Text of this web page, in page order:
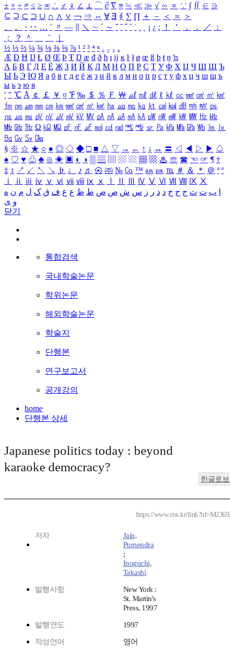
± × ÷ ≠ ≤ ≥ ∞ ∴ ♂ ♀ ∠ ⊥ ⌒ ∂ ∇ ≡ ≒ ≪ ≫ √ ∽ ∝ ∵ ∫ ∬ ∈ ∋
⊆ ⊇ ⊂ ⊃ ∪ ∩ ∧ ∨ ￢ ⇒ ⇔ ∀ ∃ ∮ ∑ ∏ ＋ － ＜ ＝
＞
、
。 · ‥ … ¨ 〃 ― ＼ ∼ ´ ～ ˇ ˘ ˝ ˚ ˙ ¸ ¡ ¿ ː ！ ＇ ， ． ／
：
；
？ ＾ ｀
½ ⅓ ⅔ ¼ ¾ ⅛ ⅜ ⅝ ⅞ ¹ ² ³ ⁴ ⁿ ₁ ₂ ₃ ₄
Æ Ð Ħ Ĳ Ł Ø Œ Þ Ŧ Ŋ æ đ ð ħ ı ĳ ĸ ŀ ł ø œ ß þ ŧ ŋ ŉ
А Б В Г Д Е Ё Ж З И Й К Л М Н О П Р С Т У Ф Х Ц Ч Ш Щ Ъ
Ы Ь Э Ю Я а б в г д е ё ж з и й к л м н о п р с т у ф х ц ч ш щ ъ
ы ь э ю я
′ ″ ℃ Å ￠ ￡ ￥ ¤ ℉ ‰ ＄ ％ Ｆ ￦ ㎕ ㎖ ㎗ ℓ ㎘ ㏄ ㎣ ㎤ ㎥ ㎦
㎙ ㎚ ㎛ ㎜ ㎝ ㎞ ㎟ ㎠ ㎡ ㎢ ㏊ ㎍ ㎎ ㎏ ㏏ ㎈ ㎉ ㏈ ㎧ ㎨ ㎰
㎱ ㎲ ㎳ ㎴ ㎵ ㎶ ㎷ ㎸ ㎹ ㎀ ㎁ ㎂ ㎃ ㎄ ㎺ ㎻ ㎽ ㎾ ㎿ ㎐ ㎑
㎒ ㎓ ㎔ Ω ㏀ ㏁ ㎊ ㎋ ㎌ ㏖ ㏅ ㎭ ㎮ ㎯ ㏛ ㎩ ㎪ ㎫ ㎬ ㏝ ㏐
㏓
㏃ ㏉ ㏜ ㏆
§ ※ ☆ ★ ○ ● ◎ ◇ ◆ □ ■ △ ▽ → ← ↑ ↓ ↔ 〓 ◁ ◀ ▷ ▶ ♤
♠ ♡ ♥ ♧ ♣ ⊙ ◈ ▣ ◐ ◑ ▒ ▤ ▨ ▧ ▦ ▩ ♨ ☏ ☎ ☜ ☞ ¶ †
‡ ↕ ↗ ↙ ↖ ↘ ♭ ♩ ♪ ♬ ㉿ ㈜ № ㏇ ™ ㏂ ㏘ ℡ ＃ ＆ ＊ ＠ ª º
ⅰ
ⅱ ⅲ ⅳ ⅴ ⅵ ⅶ ⅷ ⅸ ⅹ Ⅳ Ⅴ Ⅵ Ⅶ Ⅷ Ⅸ Ⅹ
ب ت ث ج ح خ د ذ ر ز س ش ص ض ط ظ ع غ ف ق ک ل م ن ه
و ی
닫기
통합검색
국내학술논문
학위논문
해외학술논문
학술지
단행본
연구보고서
공개강의
home
단행본 상세
Japanese politics today : beyond
karaoke democracy?
한글로
https://www.riss.kr/
저자
Jain,
Purnendra
;
Inoguchi,
Takashi
발행사항
New York :
St. Martin's
Press, 1997
발행연도 1997
작성언어 영어